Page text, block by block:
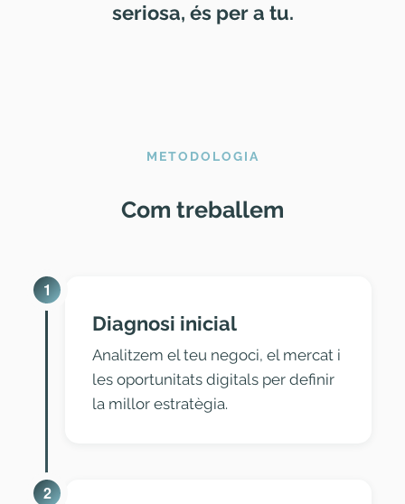
seriosa, és per a tu.
METODOLOGIA
Com treballem
1
Diagnosi inicial
Analitzem el teu negoci, el mercat i
les oportunitats digitals per definir
la millor estratègia.
2